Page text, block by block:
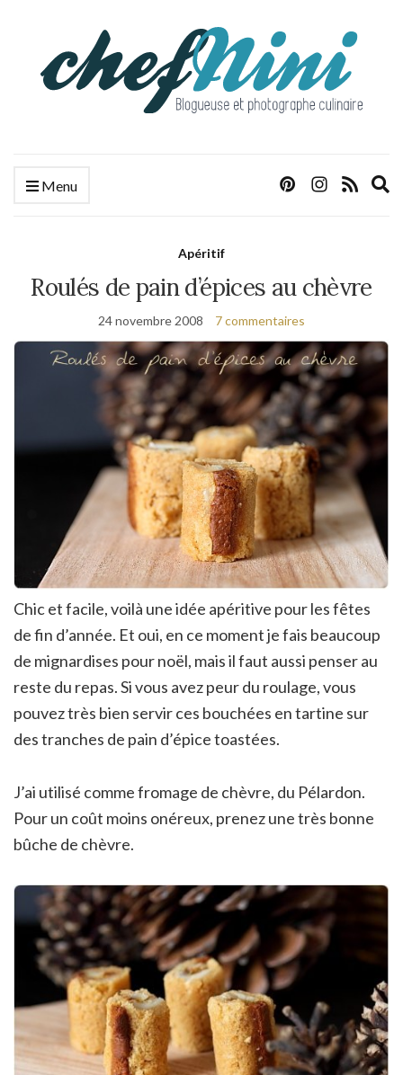
Menu
Apéritif
Roulés de pain d’épices au chèvre
24 novembre 2008 7 commentaires
Chic et facile, voilà une idée apéritive pour les fêtes
de fin d’année. Et oui, en ce moment je fais beaucoup
de mignardises pour noël, mais il faut aussi penser au
reste du repas. Si vous avez peur du roulage, vous
pouvez très bien servir ces bouchées en tartine sur
des tranches de pain d’épice toastées.
J’ai utilisé comme fromage de chèvre, du Pélardon.
Pour un coût moins onéreux, prenez une très bonne
bûche de chèvre.